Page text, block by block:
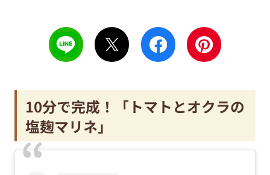
10分で完成！「トマトとオクラの
塩麹マリネ」